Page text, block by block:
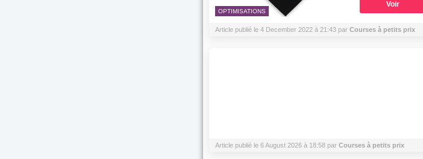
OPTIMISATIONS
Voir
Article publié le 4 December 2022 à 21:43 par Courses à petits prix
Article publié le 6 August 2026 à 18:58 par Courses à petits prix